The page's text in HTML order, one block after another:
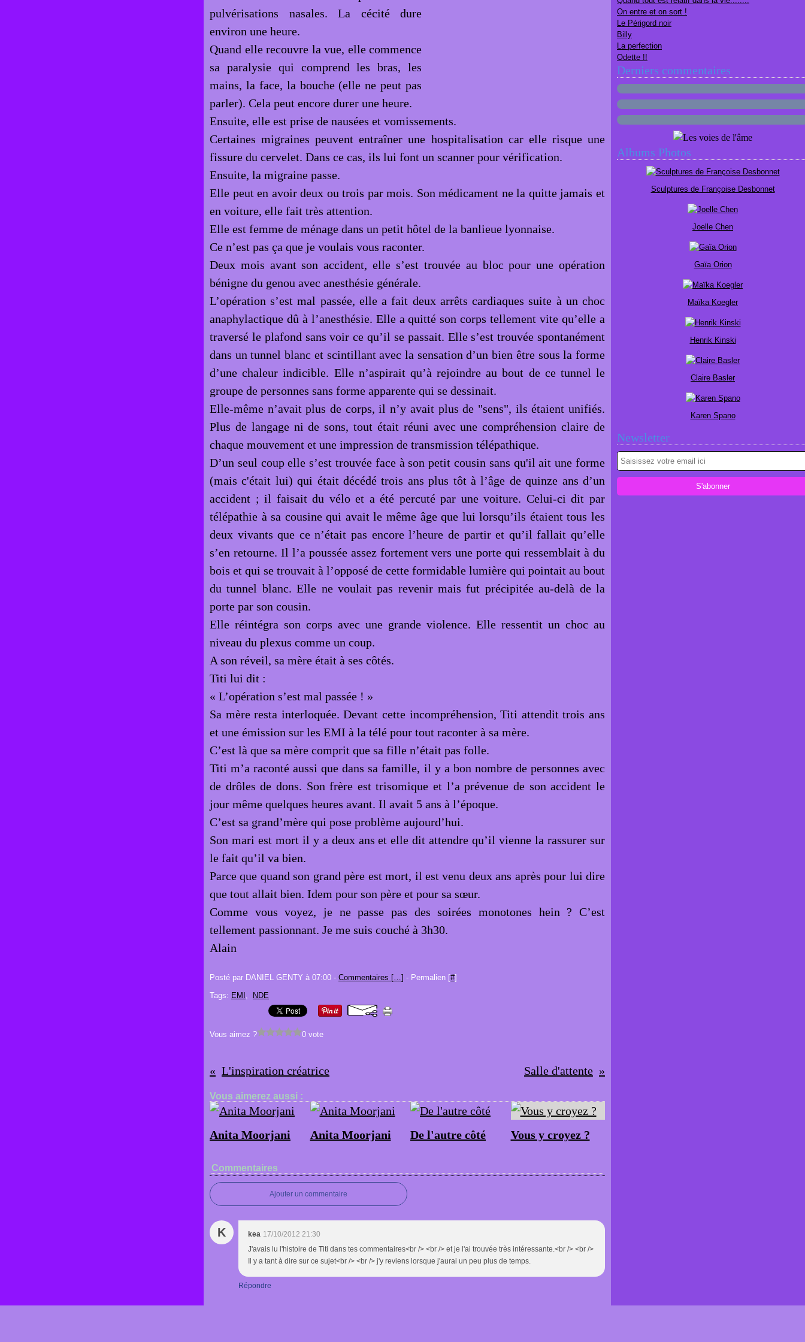
pulvérisations nasales. La cécité dure
environ une heure.
Quand elle recouvre la vue, elle commence
sa paralysie qui comprend les bras, les
mains, la face, la bouche (elle ne peut pas
parler). Cela peut encore durer une heure.
Ensuite, elle est prise de nausées et vomissements.
Certaines migraines peuvent entraîner une hospitalisation car elle risque une
fissure du cervelet. Dans ce cas, ils lui font un scanner pour vérification.
Ensuite, la migraine passe.
Elle peut en avoir deux ou trois par mois. Son médicament ne la quitte jamais et
en voiture, elle fait très attention.
Elle est femme de ménage dans un petit hôtel de la banlieue lyonnaise.
Ce n’est pas ça que je voulais vous raconter.
Deux mois avant son accident, elle s’est trouvée au bloc pour une opération
bénigne du genou avec anesthésie générale.
L’opération s’est mal passée, elle a fait deux arrêts cardiaques suite à un choc
anaphylactique dû à l’anesthésie. Elle a quitté son corps tellement vite qu’elle a
traversé le plafond sans voir ce qu’il se passait. Elle s’est trouvée spontanément
dans un tunnel blanc et scintillant avec la sensation d’un bien être sous la forme
d’une chaleur indicible. Elle n’aspirait qu’à rejoindre au bout de ce tunnel le
groupe de personnes sans forme apparente qui se dessinait.
Elle-même n’avait plus de corps, il n’y avait plus de "sens", ils étaient unifiés.
Plus de langage ni de sons, tout était réuni avec une compréhension claire de
chaque mouvement et une impression de transmission télépathique.
D’un seul coup elle s’est trouvée face à son petit cousin sans qu'il ait une forme
(mais c'était lui) qui était décédé trois ans plus tôt à l’âge de quinze ans d’un
accident ; il faisait du vélo et a été percuté par une voiture. Celui-ci dit par
télépathie à sa cousine qui avait le même âge que lui lorsqu’ils étaient tous les
deux vivants que ce n’était pas encore l’heure de partir et qu’il fallait qu’elle
s’en retourne. Il l’a poussée assez fortement vers une porte qui ressemblait à du
bois et qui se trouvait à l’opposé de cette formidable lumière qui pointait au bout
du tunnel blanc. Elle ne voulait pas revenir mais fut précipitée au-delà de la
porte par son cousin.
Elle réintégra son corps avec une grande violence. Elle ressentit un choc au
niveau du plexus comme un coup.
A son réveil, sa mère était à ses côtés.
Titi lui dit :
« L’opération s’est mal passée ! »
Sa mère resta interloquée. Devant cette incompréhension, Titi attendit trois ans
et une émission sur les EMI à la télé pour tout raconter à sa mère.
C’est là que sa mère comprit que sa fille n’était pas folle.
Titi m’a raconté aussi que dans sa famille, il y a bon nombre de personnes avec
de drôles de dons. Son frère est trisomique et l’a prévenue de son accident le
jour même quelques heures avant. Il avait 5 ans à l’époque.
C’est sa grand’mère qui pose problème aujourd’hui.
Son mari est mort il y a deux ans et elle dit attendre qu’il vienne la rassurer sur
le fait qu’il va bien.
Parce que quand son grand père est mort, il est venu deux ans après pour lui dire
que tout allait bien. Idem pour son père et pour sa sœur.
Comme vous voyez, je ne passe pas des soirées monotones hein ? C’est
tellement passionnant. Je me suis couché à 3h30.
Alain
Posté par DANIEL GENTY à 07:00 - Commentaires […] - Permalien [#]
Tags: EMI , NDE
Vous aimez ? 0 vote
L'inspiration créatrice Salle d'attente
Vous aimerez aussi :
Anita Moorjani Anita Moorjani De l'autre côté Vous y croyez ?
Commentaires
Ajouter un commentaire
K kea 17/10/2012 21:30
J'avais lu l'histoire de Titi dans tes commentaires<br /> <br /> et je l'ai trouvée très intéressante.<br /> <br />
Il y a tant à dire sur ce sujet<br /> <br /> j'y reviens lorsque j'aurai un peu plus de temps.
Répondre
On entre et on sort !
Le Périgord noir
Billy
La perfection
Odette !!
Derniers commentaires
Albums Photos
Sculptures de Françoise Desbonnet
Joelle Chen
Gaïa Orion
Maïka Koegler
Henrik Kinski
Claire Basler
Karen Spano
Newsletter